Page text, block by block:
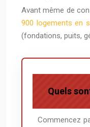
Avant même de
900 logements en
(fondations, puits,
Quels
Commencez